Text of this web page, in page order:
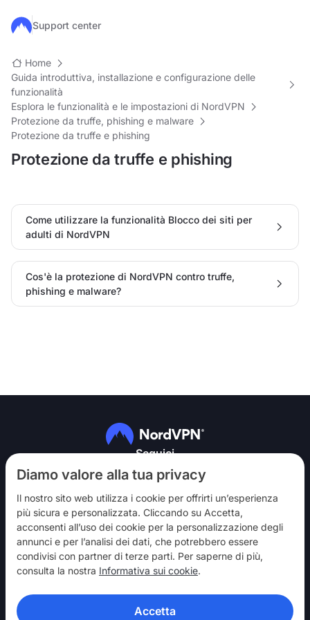
Diamo valore alla tua privacy
Il nostro sito web utilizza i cookie per offrirti un’esperienza
più sicura e personalizzata. Cliccando su Accetta,
acconsenti all’uso dei cookie per la personalizzazione degli
annunci e per l’analisi dei dati, che potrebbero essere
condivisi con partner di terze parti. Per saperne di più,
consulta la nostra Informativa sui cookie.
Accetta
Salta al contenuto principale
Support center
Home
Guida introduttiva, installazione e configurazione delle
funzionalità
Esplora le funzionalità e le impostazioni di NordVPN
Protezione da truffe, phishing e malware
Protezione da truffe e phishing
Protezione da truffe e phishing
Come utilizzare la funzionalità Blocco dei siti per
adulti di NordVPN
Cos'è la protezione di NordVPN contro truffe,
phishing e malware?
Seguici
NordVPN
Partecipa
Assistenza
Scopri